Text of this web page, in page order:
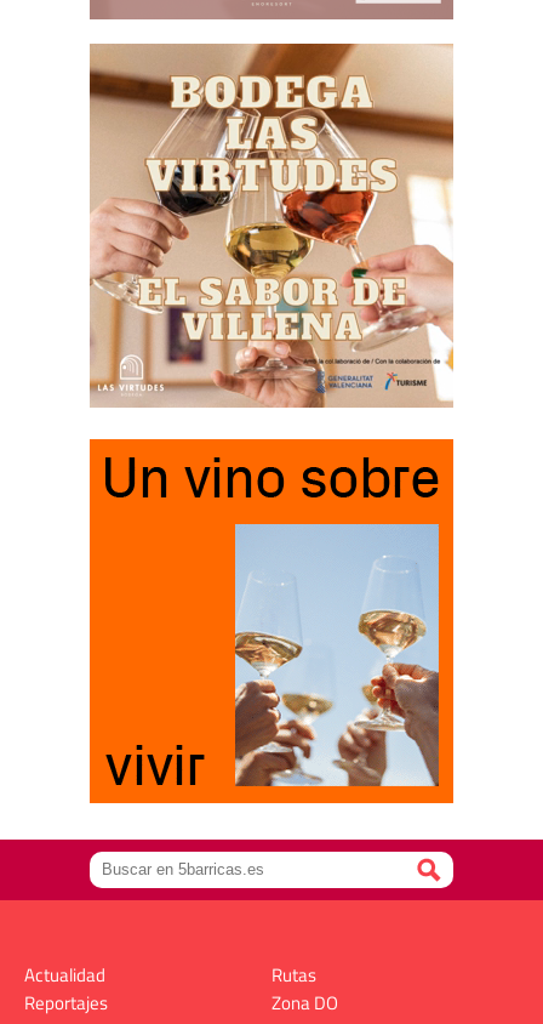
Actualidad
Reportajes
Rutas
Zona DO